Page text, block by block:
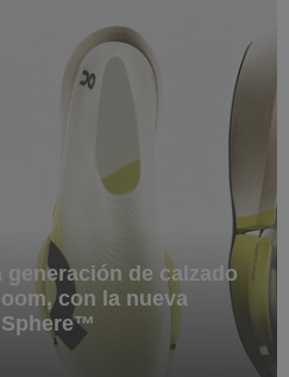
generación de calzado
con la nueva